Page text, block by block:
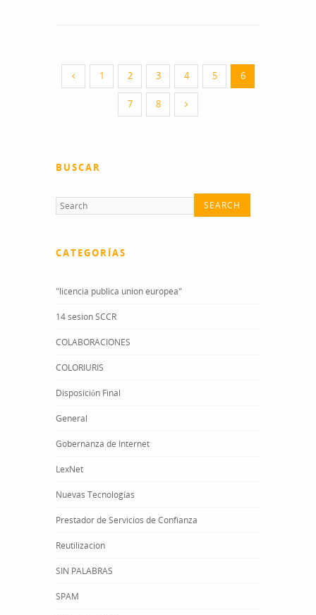
1 2 3 4 5 6
7 8
BUSCAR
CATEGORÍAS
"licencia publica union europea"
14 sesion SCCR
COLABORACIONES
COLORIURIS
Disposición Final
General
Gobernanza de Internet
LexNet
Nuevas Tecnologías
Prestador de Servicios de Confianza
Reutilizacion
SIN PALABRAS
SPAM